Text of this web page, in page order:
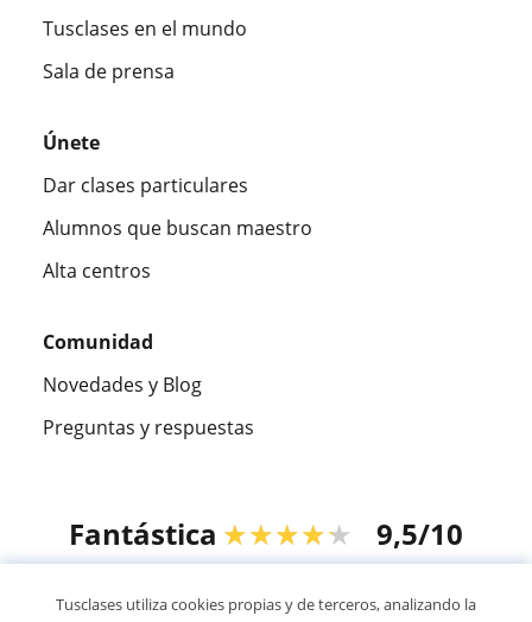
Tusclases en el mundo
Sala de prensa
Únete
Dar clases particulares
Alumnos que buscan maestro
Alta centros
Comunidad
Novedades y Blog
Preguntas y respuestas
Fantástica ★★★★★ 9,5/10
Tusclases utiliza cookies propias y de terceros, analizando la